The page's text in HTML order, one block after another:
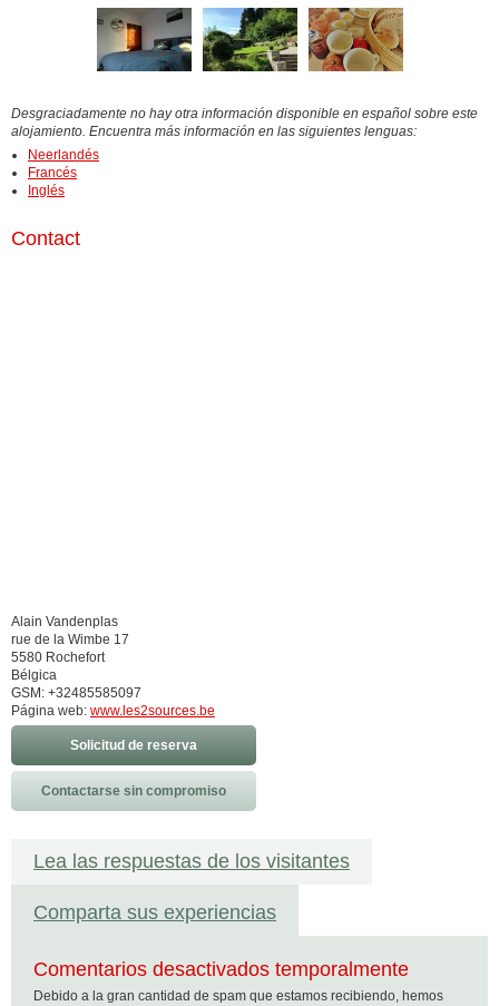
Desgraciadamente no hay otra información disponible en español sobre este
alojamiento. Encuentra más información en las siguientes lenguas:
Neerlandés
Francés
Inglés
Contact
Alain Vandenplas
rue de la Wimbe 17
5580 Rochefort
Bélgica
GSM: +32485585097
Página web: www.les2sources.be
Solicitud de reserva
Contactarse sin compromiso
Lea las respuestas de los visitantes
Comparta sus experiencias
Comentarios desactivados temporalmente
Debido a la gran cantidad de spam que estamos recibiendo, hemos